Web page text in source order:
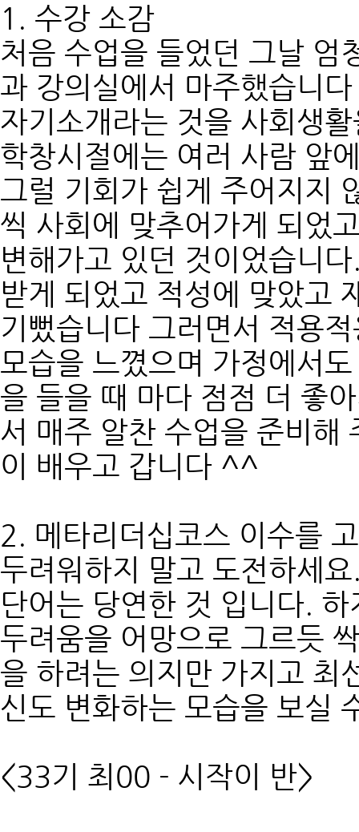
1. 수강 소감
처음 수업을 들었던 그날 엄
과 강의실에서 마주했습니다
자기소개라는 것을 사회생
학창시절에는 여러 사람 앞
그럴 기회가 쉽게 주어지지
씩 사회에 맞추어가게 되었
변해가고 있던 것이었습니
받게 되었고 적성에 맞았고
기뻤습니다 그러면서 적용
모습을 느꼈으며 가정에서
을 들을 때 마다 점점 더 좋
서 매주 알찬 수업을 준비해
이 배우고 갑니다 ^^
2. 메타리더십코스 이수를
두려워하지 말고 도전하세
단어는 당연한 것 입니다.
두려움을 어망으로 그르듯
을 하려는 의지만 가지고 최
신도 변화하는 모습을 보실
<33기 최00 - 시작이 반>